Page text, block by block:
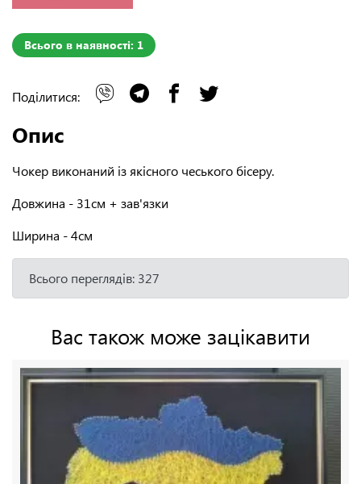
Всього в наявності: 1
Поділитися:
Опис
Чокер виконаний із якісного чеського бісеру.
Довжина - 31см + зав'язки
Ширина - 4см
Всього переглядів: 327
Вас також може зацікавити